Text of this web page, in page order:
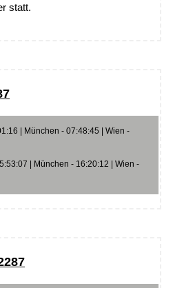
statt.
| München - 07:48:45 | Wien -
| München - 16:20:12 | Wien -